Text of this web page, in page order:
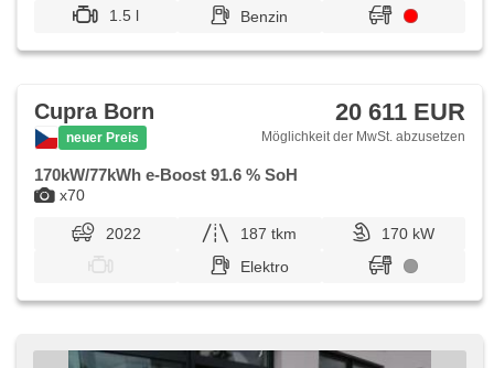
1.5 l
Benzin
x70
Cupra Born
neuer Preis
20 611 EUR
Möglichkeit der MwSt. abzusetzen
170kW/77kWh e-Boost 91.6 % SoH
2022 187 tkm
170 kW
Elektro